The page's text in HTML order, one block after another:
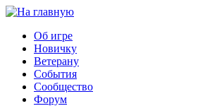
Об игре
Новичку
Ветерану
События
Сообщество
Форум